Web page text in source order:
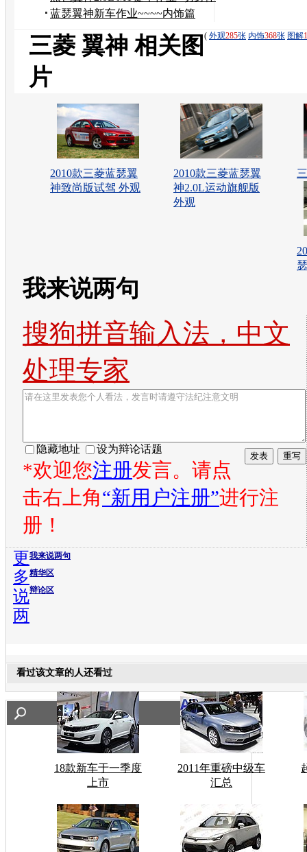
验！！！！！
蓝瑟翼神新车作业~~~~内饰篇
( 外观285张 内饰368张 图解
三菱 翼神 相关图
片
2010款三菱蓝瑟翼
神致尚版试驾 外观
2010款三菱蓝瑟翼
神2.0L运动旗舰版
外观
我来说两句
搜狗拼音输入法，中文
处理专家
隐藏地址 设为辩论话题
*欢迎您注册发言。请点
击右上角“新用户注册”进行注
册！
我来说两句
精华区
辩论区
更
多
说
两
看过该文章的人还看过
18款新车于一季度
上市
2011年重磅中级车
汇总